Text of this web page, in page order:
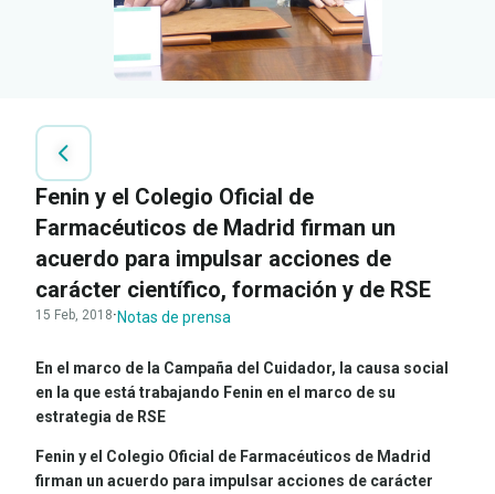
Fenin y el Colegio Oficial de
Farmacéuticos de Madrid firman un
acuerdo para impulsar acciones de
carácter científico, formación y de RSE
15 Feb, 2018· Notas de prensa
En el marco de la Campaña del Cuidador, la causa social
en la que está trabajando Fenin en el marco de su
estrategia de RSE
Fenin y el Colegio Oficial de Farmacéuticos de Madrid
firman un acuerdo para impulsar acciones de carácter